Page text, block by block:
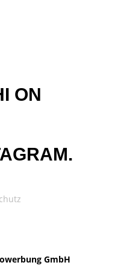
ON
GmbH